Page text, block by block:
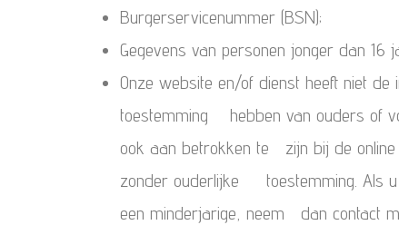
Burgerservicenummer (BSN);
Gegevens van personen jonger dan 16
Onze website en/of dienst heeft niet
toestemming hebben van ouders of
ook aan betrokken te zijn bij de
zonder ouderlijke toestemming. Als u
een minderjarige, neem dan contact